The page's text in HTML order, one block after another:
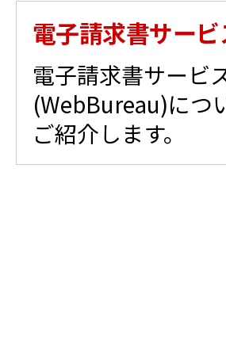
電子請求書サービ
電子請求書サービ
(WebBureau)につ
ご紹介します。